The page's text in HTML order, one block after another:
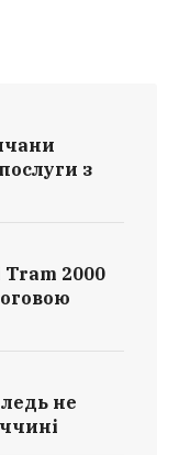
з
2000
не